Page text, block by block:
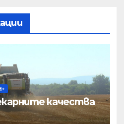
качества